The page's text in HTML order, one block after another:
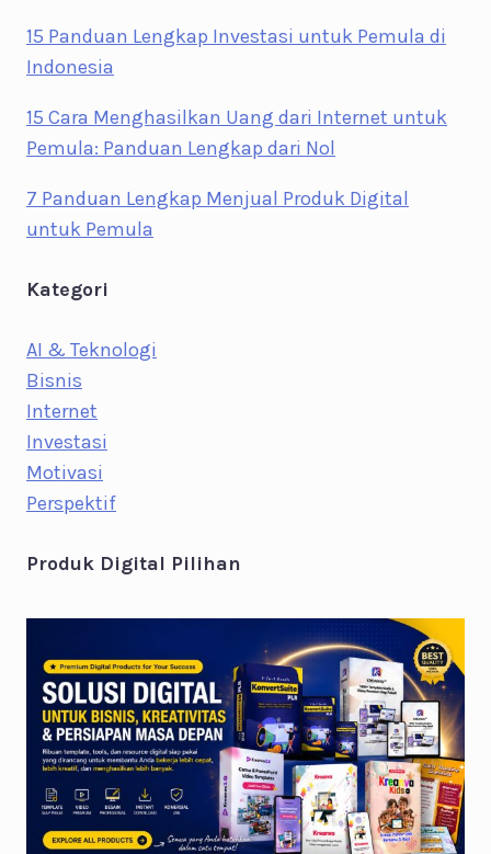
15 Panduan Lengkap Investasi untuk Pemula di
Indonesia
15 Cara Menghasilkan Uang dari Internet untuk
Pemula: Panduan Lengkap dari Nol
7 Panduan Lengkap Menjual Produk Digital
untuk Pemula
Kategori
AI & Teknologi
Bisnis
Internet
Investasi
Motivasi
Perspektif
Produk Digital Pilihan